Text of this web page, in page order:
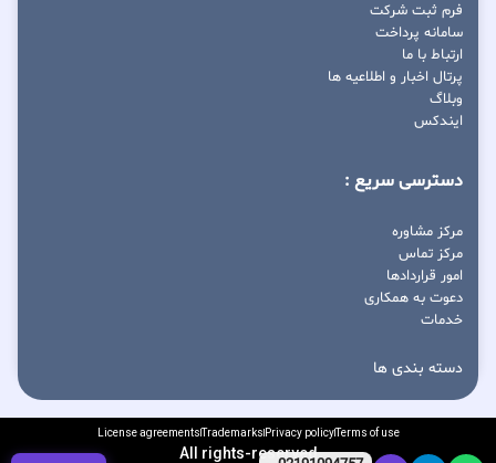
فرم ثبت شرکت
سامانه پرداخت
ارتباط با ما
پرتال اخبار و اطلاعیه ها
وبلاگ
ایندکس
دسترسی سریع :
مرکز مشاوره
مرکز تماس
امور قراردادها
دعوت به همکاری
خدمات
دسته بندی ها
Terms of use
Privacy policy
Trademarks
License agreements
All rights-reserved